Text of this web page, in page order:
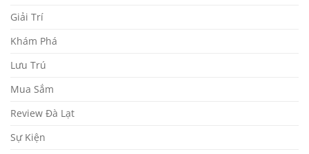
Giải Trí
Khám Phá
Lưu Trú
Mua Sắm
Review Đà Lạt
Sự Kiện